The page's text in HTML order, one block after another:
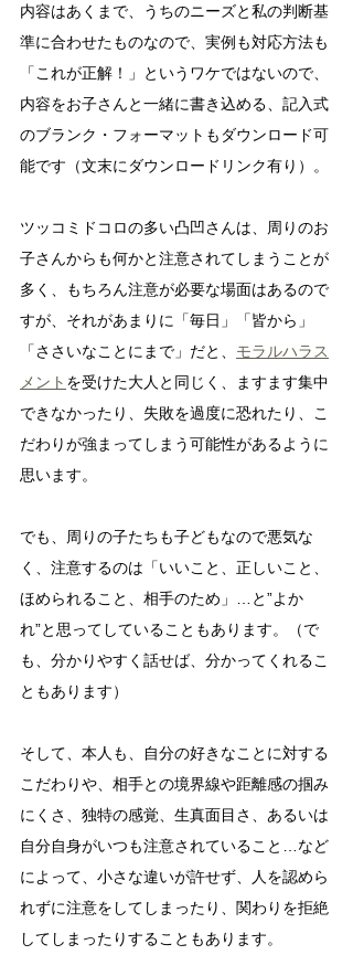
内容はあくまで、うちのニーズと私の判断基
準に合わせたものなので、実例も対応方法も
「これが正解！」というワケではないので、
内容をお子さんと一緒に書き込める、記入式
のブランク・フォーマットもダウンロード可
能です（文末にダウンロードリンク有り）。
ツッコミドコロの多い凸凹さんは、周りのお
子さんからも何かと注意されてしまうことが
多く、もちろん注意が必要な場面はあるので
すが、それがあまりに「毎日」「皆から」
「ささいなことにまで」だと、 モラルハラス
メント を受けた大人と同じく、ますます集中
できなかったり、失敗を過度に恐れたり、こ
だわりが強まってしまう可能性があるように
思います。
でも、周りの子たちも子どもなので悪気な
く、注意するのは「いいこと、正しいこと、
ほめられること、相手のため」…と”よか
れ”と思ってしていることもあります。（で
も、分かりやすく話せば、分かってくれるこ
ともあります）
そして、本人も、自分の好きなことに対する
こだわりや、相手との境界線や距離感の掴み
にくさ、独特の感覚、生真面目さ、あるいは
自分自身がいつも注意されていること…など
によって、小さな違いが許せず、人を認めら
れずに注意をしてしまったり、関わりを拒絶
してしまったりすることもあります。